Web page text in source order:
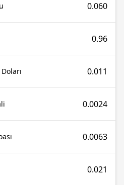
0.060
0.96
0.011
0.0024
0.0063
0.021